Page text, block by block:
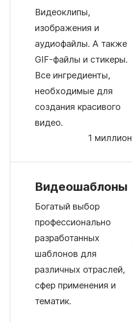
Видеоклипы,
изображения и
аудиофайлы. А также
GIF-файлы и стикеры.
Все ингредиенты,
необходимые для
создания красивого
видео.
1 миллион
Видеошаблоны
Богатый выбор
профессионально
разработанных
шаблонов для
различных отраслей,
сфер применения и
тематик.